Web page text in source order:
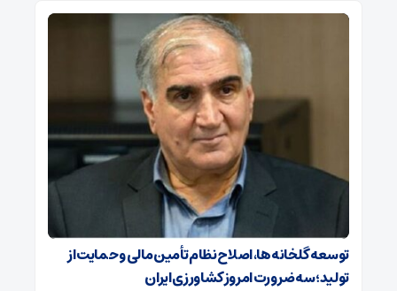
توسعه گلخانه‌ها، اصلاح نظام تأمین مالی و حمایت از
تولید؛ سه ضرورت امروز کشاورزی ایران